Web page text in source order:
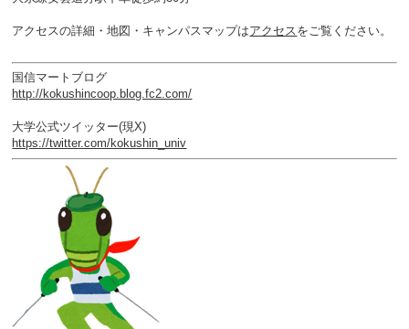
アクセスの詳細・地図・キャンパスマップはアクセスをご覧ください。
国信マートブログ
http://kokushincoop.blog.fc2.com/
大学公式ツイッター(現X)
https://twitter.com/kokushin_univ